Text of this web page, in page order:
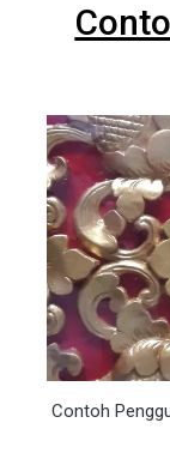
Contoh